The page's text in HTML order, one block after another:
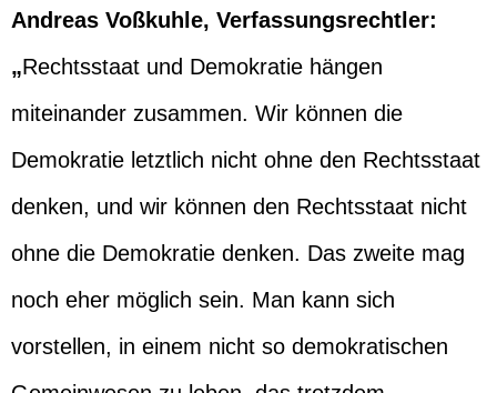
Andreas Voßkuhle, Verfassungsrechtler:
„Rechtsstaat und Demokratie hängen
miteinander zusammen. Wir können die
Demokratie letztlich nicht ohne den Rechtsstaat
denken, und wir können den Rechtsstaat nicht
ohne die Demokratie denken. Das zweite mag
noch eher möglich sein. Man kann sich
vorstellen, in einem nicht so demokratischen